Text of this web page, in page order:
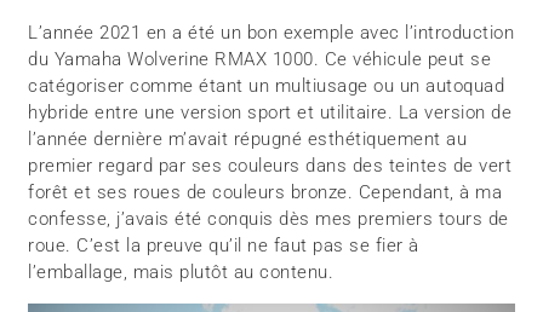
L’année 2021 en a été un bon exemple avec l’introduction
du Yamaha Wolverine RMAX 1000. Ce véhicule peut se
catégoriser comme étant un multiusage ou un autoquad
hybride entre une version sport et utilitaire. La version de
l’année dernière m’avait répugné esthétiquement au
premier regard par ses couleurs dans des teintes de vert
forêt et ses roues de couleurs bronze. Cependant, à ma
confesse, j’avais été conquis dès mes premiers tours de
roue. C’est la preuve qu’il ne faut pas se fier à
l’emballage, mais plutôt au contenu.